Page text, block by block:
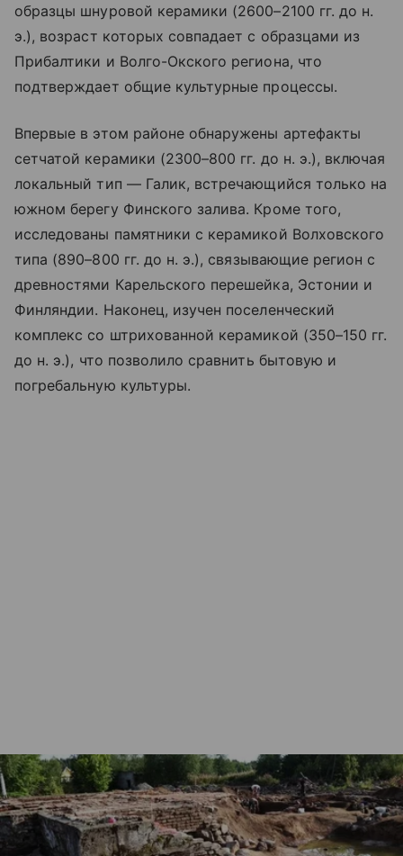
образцы шнуровой керамики (2600–2100 гг. до н.
э.), возраст которых совпадает с образцами из
Прибалтики и Волго-Окского региона, что
подтверждает общие культурные процессы.
Впервые в этом районе обнаружены артефакты
сетчатой керамики (2300–800 гг. до н. э.), включая
локальный тип — Галик, встречающийся только на
южном берегу Финского залива. Кроме того,
исследованы памятники с керамикой Волховского
типа (890–800 гг. до н. э.), связывающие регион с
древностями Карельского перешейка, Эстонии и
Финляндии. Наконец, изучен поселенческий
комплекс со штрихованной керамикой (350–150 гг.
до н. э.), что позволило сравнить бытовую и
погребальную культуры.